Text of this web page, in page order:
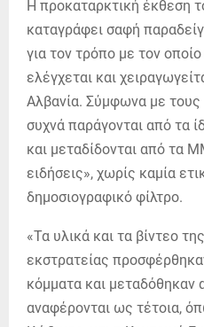
Η προκαταρκτική έκθεση
καταγράφει σαφή
για τον τρόπο με τον
ελέγχεται και
Αλβανία. Σύμφωνα με τους
συχνά παράγονται από τα
και μεταδίδονται από τα
ειδήσεις», χωρίς καμία
δημοσιογραφικό φίλτρο.
«Τα υλικά και τα βίντεο
εκστρατείας
κόμματα και μεταδόθηκαν
αναφέρονται ως τέτοια,